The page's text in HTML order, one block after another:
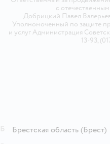
с
Добрицкий Павел
Уполномоченный по защите
и услуг Администрация
13-93,
Брестская область (Брест)